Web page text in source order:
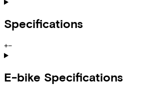
Specifications
+−
E-bike Specifications